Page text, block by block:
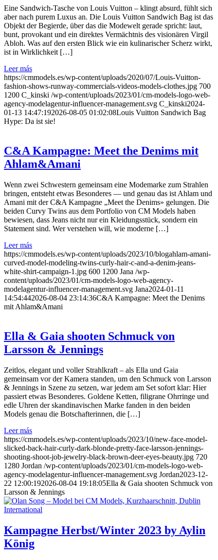
Eine Sandwich-Tasche von Louis Vuitton – klingt absurd, fühlt sich
aber nach purem Luxus an. Die Louis Vuitton Sandwich Bag ist das
Objekt der Begierde, über das die Modewelt gerade spricht: laut,
bunt, provokant und ein direktes Vermächtnis des visionären Virgil
Abloh. Was auf den ersten Blick wie ein kulinarischer Scherz wirkt,
ist in Wirklichkeit […]
Leer más
https://cmmodels.es/wp-content/uploads/2020/07/Louis-Vuitton-
fashion-shows-runway-commercials-videos-models-clothes.jpg 700
1200 C_kinski /wp-content/uploads/2023/01/cm-models-logo-web-
agency-modelagentur-influencer-management.svg C_kinski2024-
01-13 14:47:192026-08-05 01:02:08Louis Vuitton Sandwich Bag
Hype: Da ist sie!
C&A Kampagne: Meet the Denims mit
Ahlam&Amani
Wenn zwei Schwestern gemeinsam eine Modemarke zum Strahlen
bringen, entsteht etwas Besonderes — und genau das ist Ahlam und
Amani mit der C&A Kampagne „Meet the Denims» gelungen. Die
beiden Curvy Twins aus dem Portfolio von CM Models haben
bewiesen, dass Jeans nicht nur ein Kleidungsstück, sondern ein
Statement sind. Wer verstehen will, wie moderne […]
Leer más
https://cmmodels.es/wp-content/uploads/2023/10/blogahlam-amani-
curved-model-modeling-twins-curly-hair-c-and-a-denim-jeans-
white-shirt-campaign-1.jpg 600 1200 Jana /wp-
content/uploads/2023/01/cm-models-logo-web-agency-
modelagentur-influencer-management.svg Jana2024-01-11
14:54:442026-08-04 23:14:36C&A Kampagne: Meet the Denims
mit Ahlam&Amani
Ella & Gaia shooten Schmuck von
Larsson & Jennings
Zeitlos, elegant und voller Strahlkraft – als Ella und Gaia
gemeinsam vor der Kamera standen, um den Schmuck von Larsson
& Jennings in Szene zu setzen, war jedem am Set sofort klar: Hier
passiert etwas Besonderes. Goldene Ketten, filigrane Ohrringe und
edle Uhren der skandinavischen Marke fanden in den beiden
Models genau die Botschafterinnen, die […]
Leer más
https://cmmodels.es/wp-content/uploads/2023/10/new-face-model-
slicked-back-hair-curly-dark-blonde-pretty-face-larsson-jennings-
shooting-shoot-job-jewelry-black-brown-deer-eyes-beauty.jpg 720
1280 Jordan /wp-content/uploads/2023/01/cm-models-logo-web-
agency-modelagentur-influencer-management.svg Jordan2023-12-
22 12:00:192026-08-04 19:18:05Ella & Gaia shooten Schmuck von
Larsson & Jennings
Kampagne Herbst/Winter 2023 by Aylin
König